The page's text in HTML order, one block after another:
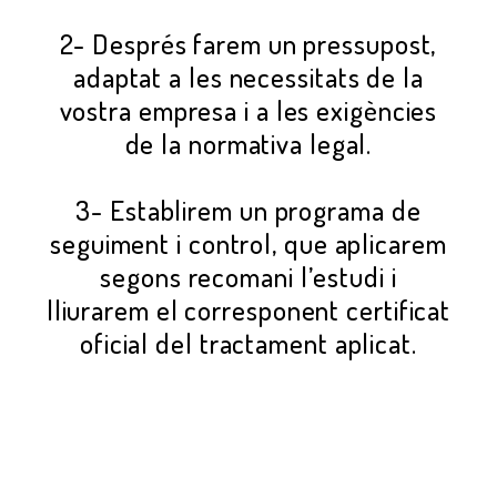
2- Després farem un pressupost,
adaptat a les necessitats de la
vostra empresa i a les exigències
de la normativa legal.
3- Establirem un programa de
seguiment i control, que aplicarem
segons recomani l’estudi i
lliurarem el corresponent certificat
oficial del tractament aplicat.